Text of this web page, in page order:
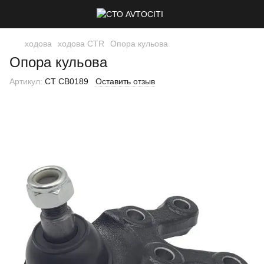
ходова ходова CTR Опора кульова
Опора кульова
Артикул: CT CB0189 Оставить отзыв